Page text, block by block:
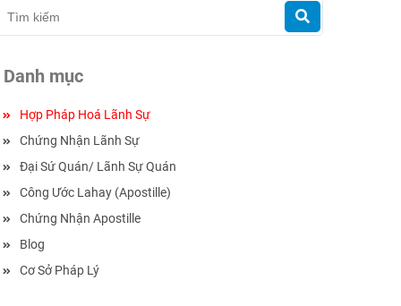
Danh mục
Hợp Pháp Hoá Lãnh Sự
Chứng Nhận Lãnh Sự
Đại Sứ Quán/ Lãnh Sự Quán
Công Ước Lahay (Apostille)
Chứng Nhận Apostille
Blog
Cơ Sở Pháp Lý